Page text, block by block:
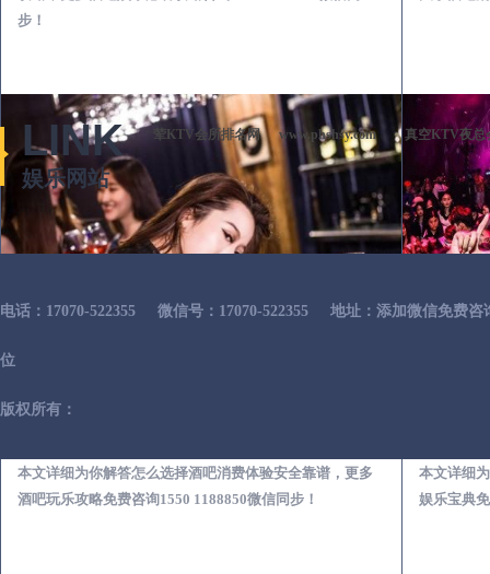
步！
本文详细为你解答怎么选择酒吧消费体验安全靠谱，更多
酒吧玩乐攻略免费咨询1550 1188850微信同步！
本文详细
娱乐宝典
LINK
娱乐网站
荤KTV会所排名网 www.phshsy.com 真空KTV夜总
电话：17070-522355 微信号：17070-522355 地址：添加微信免费咨
位
版权所有：